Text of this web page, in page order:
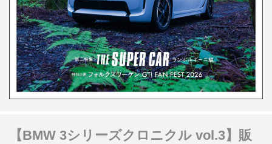
【BMW 3シリーズクロニクル vol.3】販